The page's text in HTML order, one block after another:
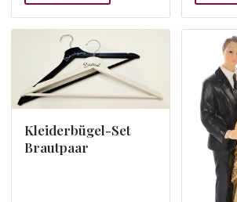
Kleiderbügel-Set
Brautpaar